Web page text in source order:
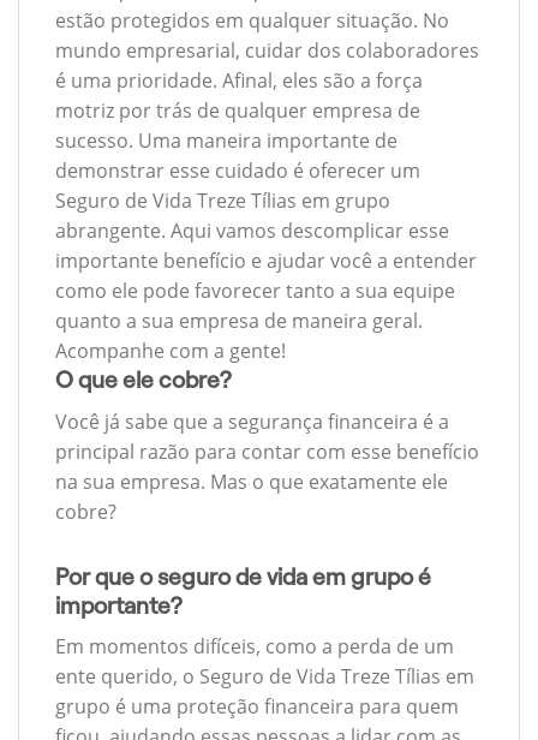
estão protegidos em qualquer situação. No
mundo empresarial, cuidar dos colaboradores
é uma prioridade. Afinal, eles são a força
motriz por trás de qualquer empresa de
sucesso. Uma maneira importante de
demonstrar esse cuidado é oferecer um
Seguro de Vida Treze Tílias em grupo
abrangente. Aqui vamos descomplicar esse
importante benefício e ajudar você a entender
como ele pode favorecer tanto a sua equipe
quanto a sua empresa de maneira geral.
Acompanhe com a gente!
O que ele cobre?
Você já sabe que a segurança financeira é a
principal razão para contar com esse benefício
na sua empresa. Mas o que exatamente ele
cobre?
Por que o seguro de vida em grupo é
importante?
Em momentos difíceis, como a perda de um
ente querido, o Seguro de Vida Treze Tílias em
grupo é uma proteção financeira para quem